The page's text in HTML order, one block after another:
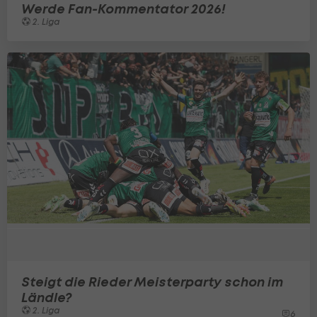
Werde Fan-Kommentator 2026!
2. Liga
Steigt die Rieder Meisterparty schon im
Ländle?
2. Liga 6